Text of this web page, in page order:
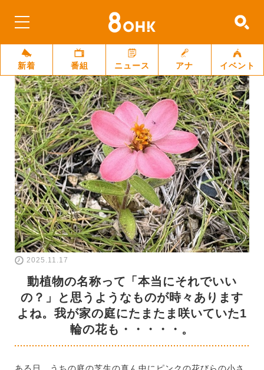
新着 番組 ニュース アナ イベント
2025.11.17
動植物の名称って「本当にそれでいい
の？」と思うようなものが時々あります
よね。我が家の庭にたまたま咲いていた1
輪の花も・・・・・。
ある日、うちの庭の芝生の真ん中にピンクの花びらの小さ